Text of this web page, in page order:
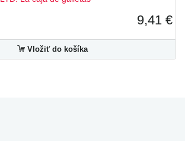
9,41 €
Vložiť do košíka